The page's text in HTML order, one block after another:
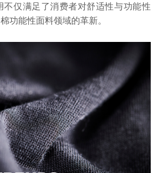
不仅满足了消费者对舒适性与功能性
功能性面料领域的革新。